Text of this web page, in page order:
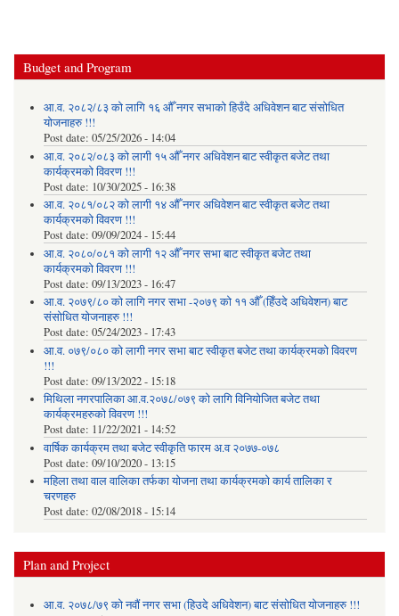
Budget and Program
आ.व. २०८२/८३ को लागि १६ औँ नगर सभाको हिउँदे अधिवेशन बाट संसोधित
योजनाहरु !!!
Post date: 05/25/2026 - 14:04
आ.व. २०८२/०८३ को लागी १५ औँ नगर अधिवेशन बाट स्वीकृत बजेट तथा
कार्यक्रमको विवरण !!!
Post date: 10/30/2025 - 16:38
आ.व. २०८१/०८२ को लागी १४ औँ नगर अधिवेशन बाट स्वीकृत बजेट तथा
कार्यक्रमको विवरण !!!
Post date: 09/09/2024 - 15:44
आ.व. २०८०/०८१ को लागी १२ औँ नगर सभा बाट स्वीकृत बजेट तथा
कार्यक्रमको विवरण !!!
Post date: 09/13/2023 - 16:47
आ.व. २०७९/८० को लागि नगर सभा -२०७९ को ११ औँ (हिँउदे अधिवेशन) बाट
संसोधित योजनाहरु !!!
Post date: 05/24/2023 - 17:43
आ.व. ०७९/०८० को लागी नगर सभा बाट स्वीकृत बजेट तथा कार्यक्रमको विवरण
!!!
Post date: 09/13/2022 - 15:18
मिथिला नगरपालिका आ.व.२०७८/०७९ को लागि विनियोजित बजेट तथा
कार्यक्रमहरुको विवरण !!!
Post date: 11/22/2021 - 14:52
वार्षिक कार्यक्रम तथा बजेट स्वीकृति फारम अ.व २०७७-०७८
Post date: 09/10/2020 - 13:15
महिला तथा वाल वालिका तर्फका याेजना तथा कार्यक्रमकाे कार्य तालिका र
चरणहरु
Post date: 02/08/2018 - 15:14
Plan and Project
आ.व. २०७८/७९ को नवौं नगर सभा (हिउदे अधिवेशन) बाट संसोधित योजनाहरु !!!